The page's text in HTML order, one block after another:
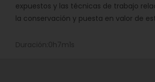
expuestos y las técnicas de trabajo
la conservación y puesta en valor de
Duración:0h7m1s